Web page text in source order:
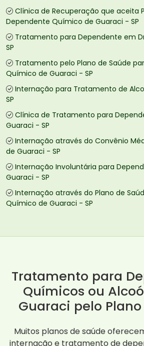
Clínica de Recuperação que aceita
Dependente Químico de Guaraci - SP
Tratamento para Dependente em
SP
Tratamento pelo Plano de Saúde
Químico de Guaraci - SP
Internação para Tratamento de
SP
Clínica de Tratamento para
Guaraci - SP
Internação através do Convênio
de Guaraci - SP
Internação Involuntária para
Guaraci - SP
Internação através do Plano de
Químico de Guaraci - SP
Tratamento para
Químicos ou
Guaraci pelo
Muitos planos de saúde
internação e tratamento de